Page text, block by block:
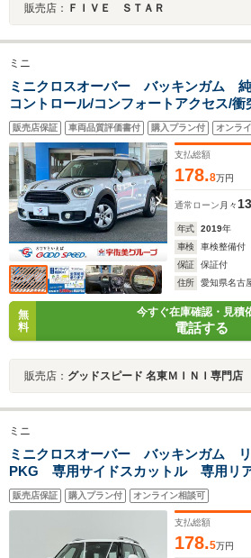
販売店： ＦＩＶＥ ＳＴＡＲ
ミニ
ミニクロスオーバー バッキンガム
コントロール/コンフォートアクセス/衝
イドリングストップ/ボンネットストラ
イト/オートライト/レインセンサー
販売店保証 車両品質評価書付 購入プラン付 オンラ
支払総額
178.8万円
通常ローン 月々
年式 2019年
車検
車検整備付
保証
保証付
住所
愛知県名古
無
料
今すぐ在庫確認・見積
電話する
販売店： グッドスピード 名東ＭＩＮＩ専門店
ミニ
ミニクロスオーバー バッキンガム リ
PKG 専用サイドスカットル 専用リ
ー アダプティブLEDヘッドライト ス
テアリング 前後ドラレコ
販売店保証 購入プラン付 オンライン相談可
支払総額
178.5万円